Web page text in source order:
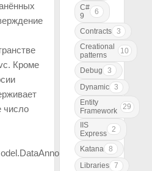
Кроме
число
C#
9
6
Contracts 3
Creational
patterns
10
Debug
3
Dynamic 3
Entity
Framework
29
IIS
Express
2
Katana
8
Libraries 7